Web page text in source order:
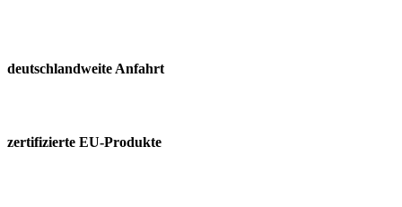
deutschland­weite Anfahrt
zertifizierte EU-Produkte